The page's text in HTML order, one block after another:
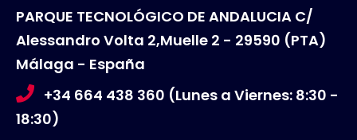
PARQUE TECNOLÓGICO DE ANDALUCIA C/
Alessandro Volta 2,Muelle 2 - 29590 (PTA)
Málaga - España
+34 664 438 360 (Lunes a Viernes: 8:30 -
18:30)